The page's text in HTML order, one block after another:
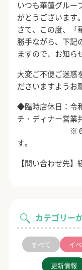
カテゴリー
すべて イ
更新情報
いつも華蓮グルー
がとうございます。
さて、この度、
勝手ながら、下記
ますので、お知ら
大変ご不便ご迷惑
ださいますようお
◆臨時店休日：令
チ・ディナー営業
※６月１日
す。
【問い合わせ先